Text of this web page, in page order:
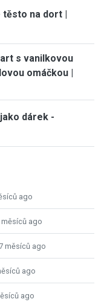
na dort |
s vanilkovou
omáčkou |
dárek -
ago
měsíců ago
měsíců ago
ago
ago